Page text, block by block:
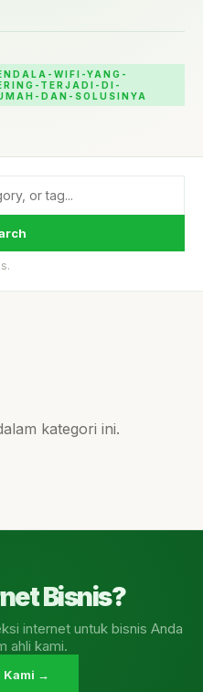
WIFI-YANG-
TERJADI-DI-
DAN-SOLUSINYA
kategori ini.
Bisnis?
internet untuk bisnis Anda
ahli kami.
Kami →